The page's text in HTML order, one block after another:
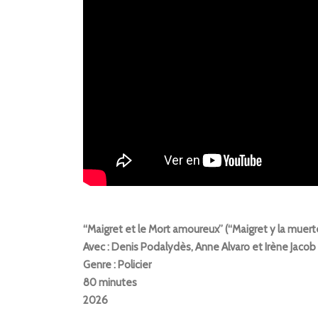
“Maigret et le Mort amoureux” (“Maigret y la
Avec : Denis Podalydès, Anne Alvaro et Irène Jacob
Genre : Policier
80 minutes
2026